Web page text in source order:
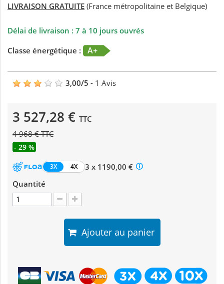
LIVRAISON GRATUITE (France métropolitaine et Belgique)
Délai de livraison : 7 à 10 jours ouvrés
Classe énergétique :
A+
3,00/5 - 1 Avis
3 527,28 € TTC
4 968 € TTC
- 29 %
3X 4X
3 x 1190,00 €
Quantité
Ajouter au panier